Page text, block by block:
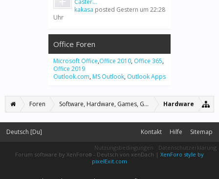
Caster...
kakasa posted Gestern um 22:28
Uhr
Office Foren
Microsoft Office,Office 2010, Office 365,
Office 2019
Outlook.com, MS Outlook, Outlook Apps
Foren Software, Hardware, Games, Grafiken Hardware
Deutsch [Du] Kontakt Hilfe Sitemap
Nutzungsbedingungen
Datenschutzerklärung
Forum software by XenForo® - Deutsch von xenDach | XenForo style by
pixelExit.com